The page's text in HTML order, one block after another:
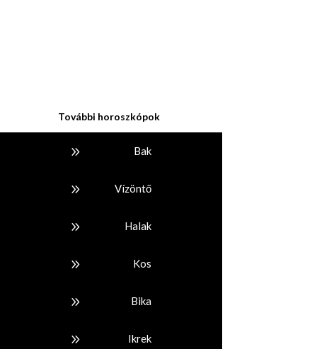
További horoszkópok
9 Bak
9 Vízöntő
9 Halak
9 Kos
9 Bika
9 Ikrek